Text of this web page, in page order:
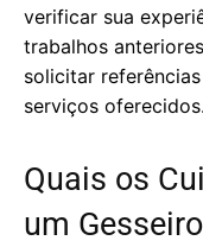
verificar sua
trabalhos
solicitar
serviços oferecidos.
Quais os
um